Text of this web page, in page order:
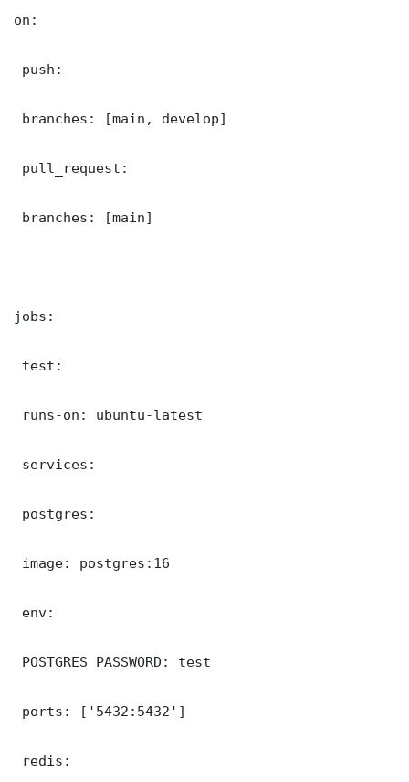
on:
push:
branches: [main, develop]
pull_request:
branches: [main]
jobs:
test:
runs-on: ubuntu-latest
services:
postgres:
image: postgres:16
env:
POSTGRES_PASSWORD: test
ports: ['5432:5432']
redis: